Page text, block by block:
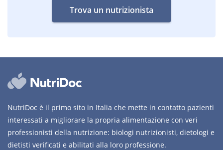
Trova un nutrizionista
NutriDoc è il primo sito in Italia che mette in contatto pazienti
interessati a migliorare la propria alimentazione con veri
professionisti della nutrizione: biologi nutrizionisti, dietologi e
dietisti verificati e abilitati alla loro professione.